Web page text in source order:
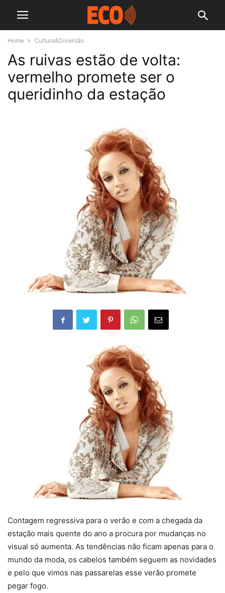
Home Cultura&Diversão
As ruivas estão de volta:
vermelho promete ser o
queridinho da estação
Contagem regressiva para o verão e com a chegada da
estação mais quente do ano a procura por mudanças no
visual só aumenta. As tendências não ficam apenas para o
mundo da moda, os cabelos também seguem as novidades
e pelo que vimos nas passarelas esse verão promete
pegar fogo.